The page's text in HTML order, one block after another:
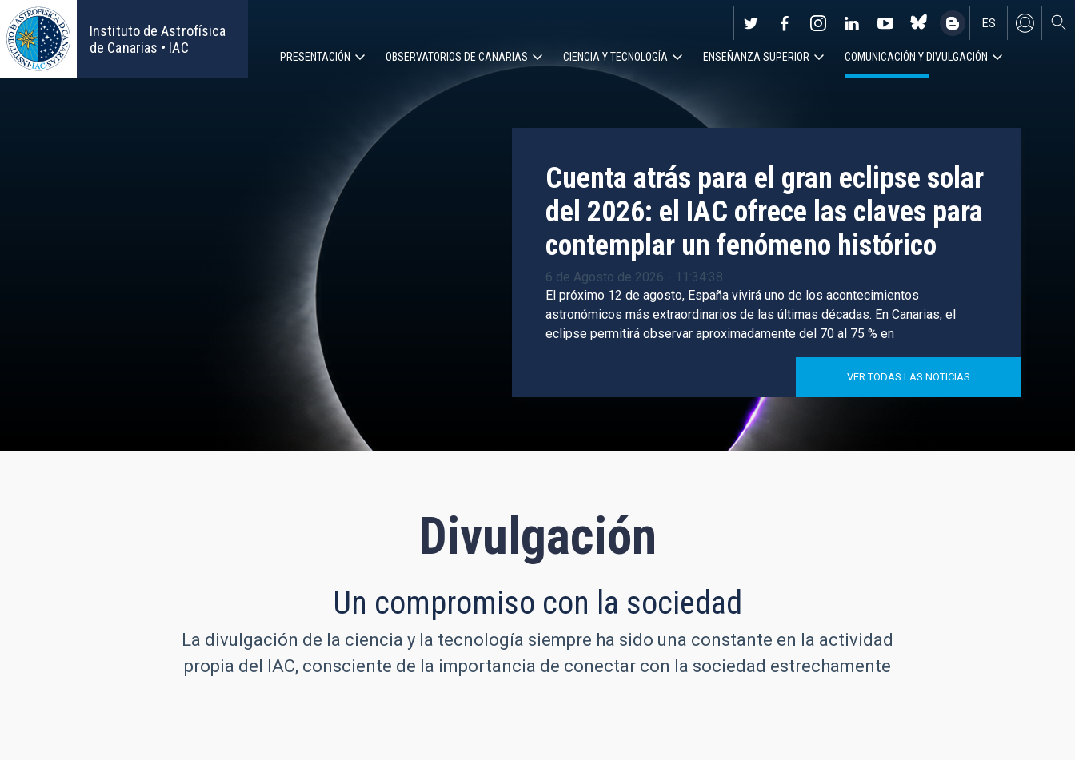
Pasar
al
contenido
principal
Instituto de Astrofísica
de Canarias • IAC
EN
ES
PRESENTACIÓN OBSERVATORIOS DE CANARIAS CIENCIA Y TECNOLOGÍA ENSEÑANZA SUPERIOR COMUNICACIÓN Y DIVULGACIÓN
Cuenta atrás para el gran eclipse solar
del 2026: el IAC ofrece las claves para
contemplar un fenómeno histórico
6 de Agosto de 2026 - 11:34:38
El próximo 12 de agosto, España vivirá uno de los acontecimientos
astronómicos más extraordinarios de las últimas décadas. En Canarias, el
eclipse permitirá observar aproximadamente del 70 al 75 % en
VER TODAS LAS NOTICIAS
Divulgación
Un compromiso con la sociedad
La divulgación de la ciencia y la tecnología siempre ha sido una constante en la actividad
propia del IAC, consciente de la importancia de conectar con la sociedad estrechamente